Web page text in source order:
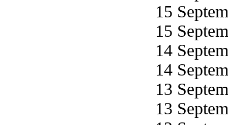
15
15
14
14
13
13